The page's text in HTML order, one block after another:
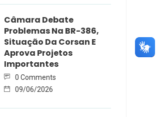
Câmara Debate
Problemas Na BR-386,
Situação Da Corsan E
Aprova Projetos
Importantes
0 Comments
09/06/2026